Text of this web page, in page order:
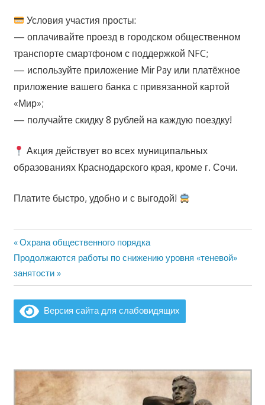
Условия участия просты:
— оплачивайте проезд в городском общественном
транспорте смартфоном с поддержкой NFC;
— используйте приложение Mir Pay или платёжное
приложение вашего банка с привязанной картой
«Мир»;
— получайте скидку 8 рублей на каждую поездку!
Акция действует во всех муниципальных
образованиях Краснодарского края, кроме г. Сочи.
Платите быстро, удобно и с выгодой!
Навигация
по
записям
Предыдущая
запись:
Охрана общественного порядка
Следующая
запись:
Продолжаются работы по снижению уровня «теневой»
занятости
Версия сайта для слабовидящих